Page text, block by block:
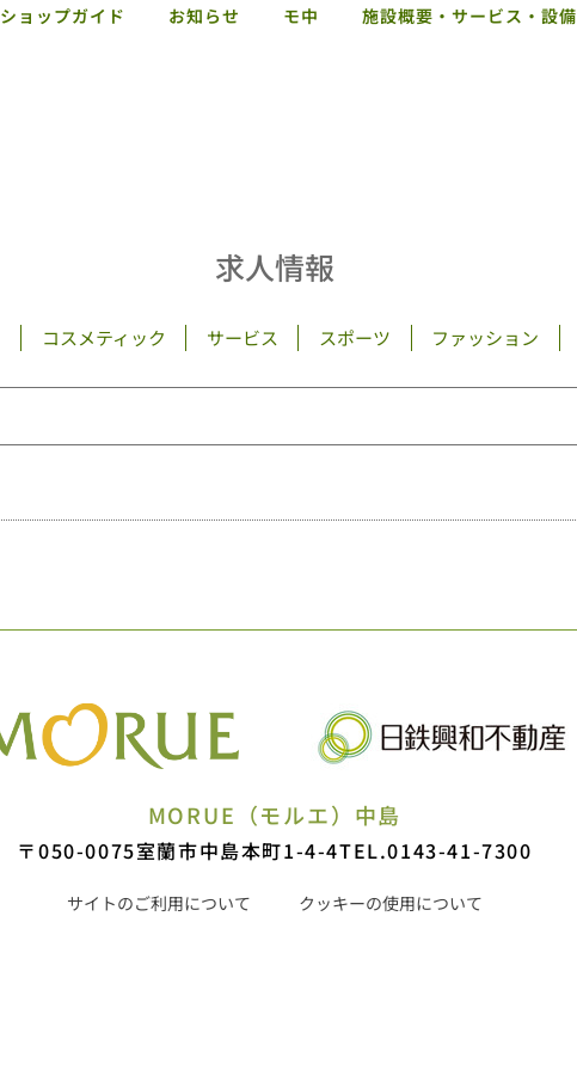
ショップガイド お知らせ モ中 施設概要・サービス・設備
求人情報
コスメティック サービス スポーツ ファッション
MORUE（モルエ）中島
〒050-0075室蘭市中島本町1-4-4TEL.0143-41-7300
サイトのご利用について クッキーの使用について